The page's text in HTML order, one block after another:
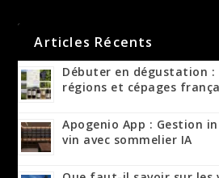
Articles Récents
Débuter en dégustation :
régions et cépages
Apogenio App : Gestion
vin avec sommelier IA